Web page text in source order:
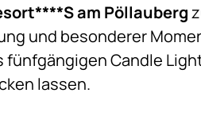
am Pöllauberg
und besonderer
fünfgängigen Candle
lassen.